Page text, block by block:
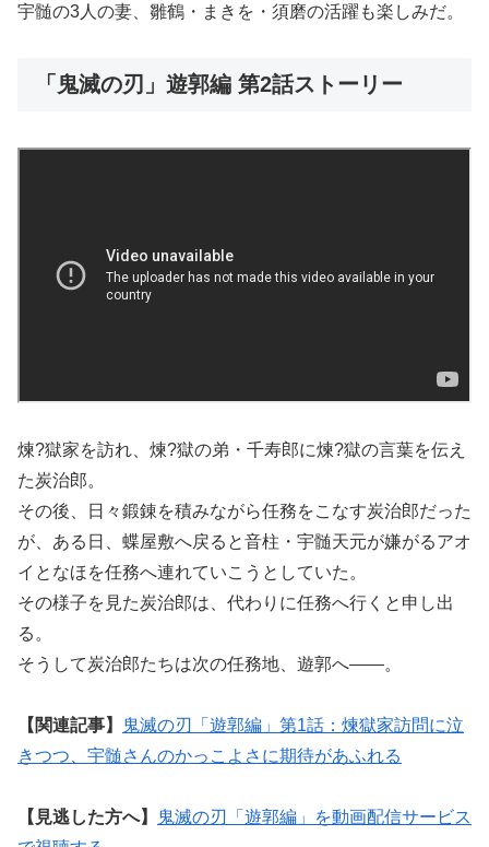
宇髄の3人の妻、雛鶴・まきを・須磨の活躍も楽しみだ。
「鬼滅の刃」遊郭編 第2話ストーリー
煉?獄家を訪れ、煉?獄の弟・千寿郎に煉?獄の言葉を伝え
た炭治郎。
その後、日々鍛錬を積みながら任務をこなす炭治郎だった
が、ある日、蝶屋敷へ戻ると音柱・宇髄天元が嫌がるアオ
イとなほを任務へ連れていこうとしていた。
その様子を見た炭治郎は、代わりに任務へ行くと申し出
る。
そうして炭治郎たちは次の任務地、遊郭へ——。
【関連記事】
鬼滅の刃「遊郭編」第1話：煉獄家訪問に泣
きつつ、宇髄さんのかっこよさに期待があふれる
【見逃した方へ】
鬼滅の刃「遊郭編」を動画配信サービス